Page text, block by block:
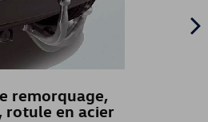
remorquage,
rotule en acier